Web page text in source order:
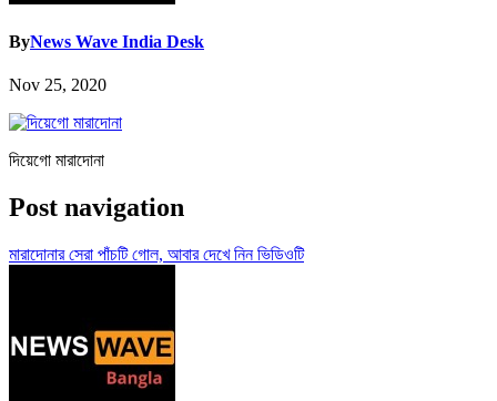
ByNews Wave India Desk
Nov 25, 2020
দিয়েগো মারাদোনা
Post navigation
মারাদোনার সেরা পাঁচটি গোল, আবার দেখে নিন ভিডিওটি